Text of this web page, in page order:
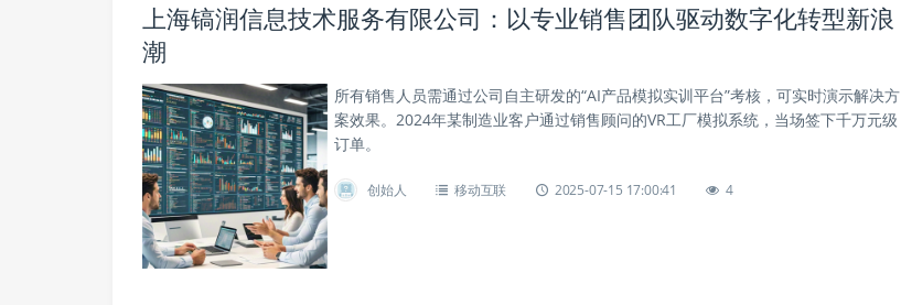
上海镐润信息技术服务有限公司：以专业销售团队驱动数字化转型新浪
潮
所有销售人员需通过公司自主研发的“AI产品模拟实训平台”考核，可实时演示解决方
案效果。2024年某制造业客户通过销售顾问的VR工厂模拟系统，当场签下千万元级
订单。
创始人 移动互联 2025-07-15 17:00:41 4